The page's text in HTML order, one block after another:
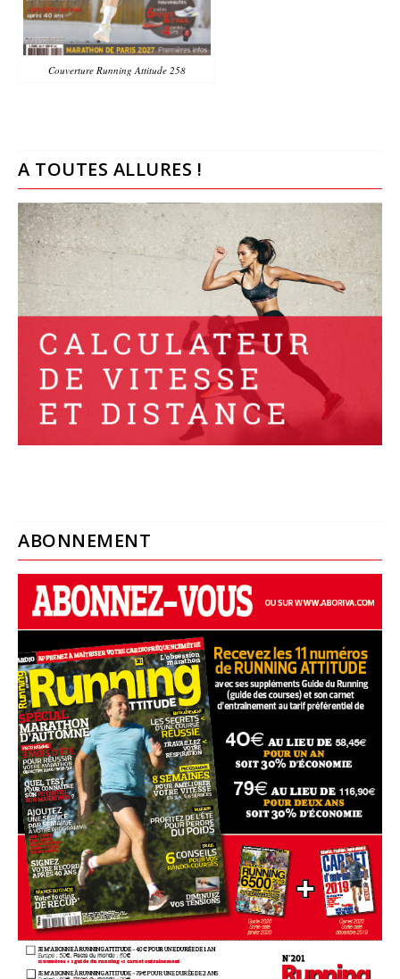
Couverture Running Attitude 258
A TOUTES ALLURES !
ABONNEMENT